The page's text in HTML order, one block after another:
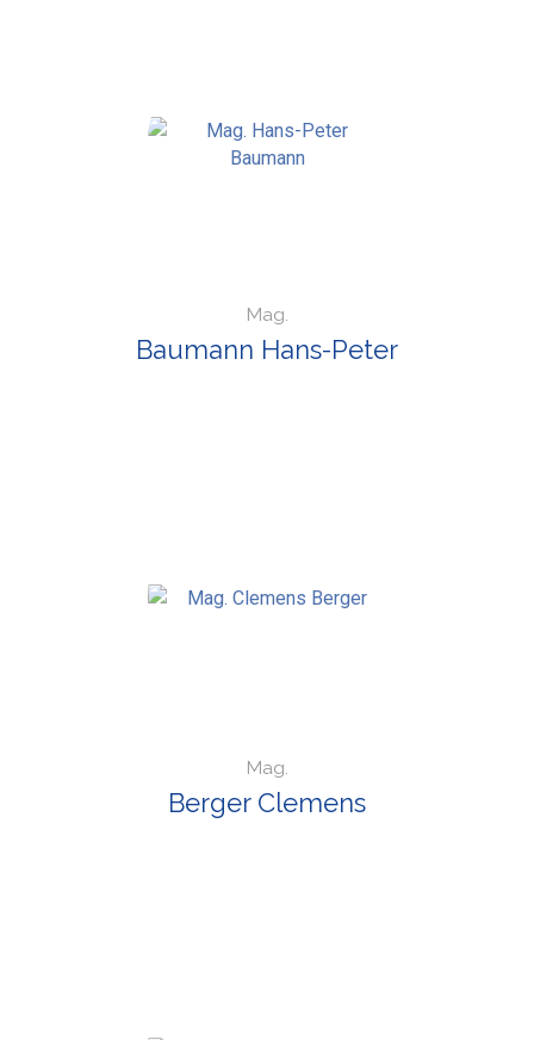
Mag.
Baumann Hans-Peter
Mag.
Berger Clemens